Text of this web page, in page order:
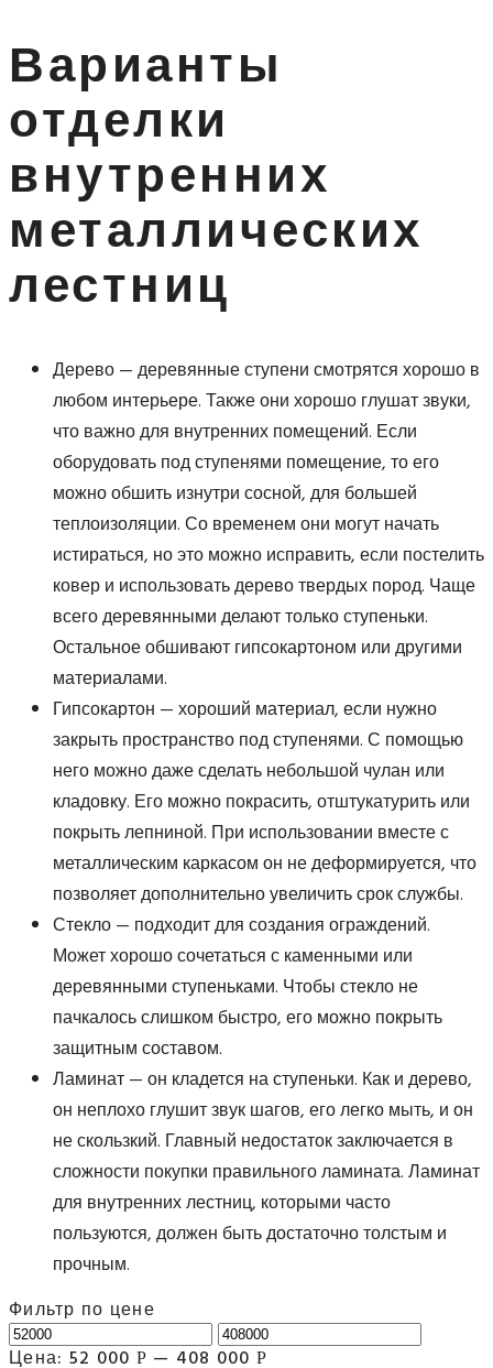
Варианты
отделки
внутренних
металлических
лестниц
Дерево — деревянные ступени смотрятся хорошо в
любом интерьере. Также они хорошо глушат звуки,
что важно для внутренних помещений. Если
оборудовать под ступенями помещение, то его
можно обшить изнутри сосной, для большей
теплоизоляции. Со временем они могут начать
истираться, но это можно исправить, если постелить
ковер и использовать дерево твердых пород. Чаще
всего деревянными делают только ступеньки.
Остальное обшивают гипсокартоном или другими
материалами.
Гипсокартон — хороший материал, если нужно
закрыть пространство под ступенями. С помощью
него можно даже сделать небольшой чулан или
кладовку. Его можно покрасить, отштукатурить или
покрыть лепниной. При использовании вместе с
металлическим каркасом он не деформируется, что
позволяет дополнительно увеличить срок службы.
Стекло — подходит для создания ограждений.
Может хорошо сочетаться с каменными или
деревянными ступеньками. Чтобы стекло не
пачкалось слишком быстро, его можно покрыть
защитным составом.
Ламинат — он кладется на ступеньки. Как и дерево,
он неплохо глушит звук шагов, его легко мыть, и он
не скользкий. Главный недостаток заключается в
сложности покупки правильного ламината. Ламинат
для внутренних лестниц, которыми часто
пользуются, должен быть достаточно толстым и
прочным.
Фильтр по цене
Цена: 52 000 Р — 408 000Р